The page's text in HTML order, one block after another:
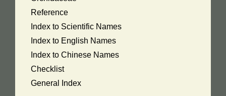
Reference
Index to Scientific Names
Index to English Names
Index to Chinese Names
Checklist
General Index